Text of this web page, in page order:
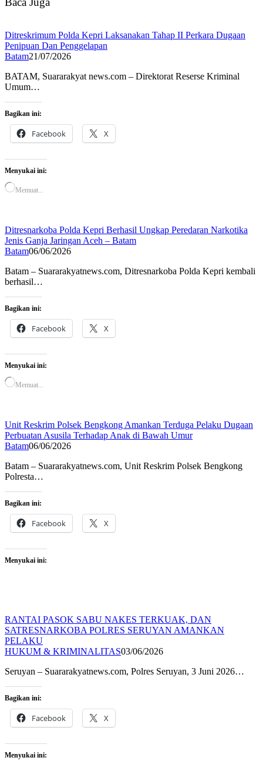
Ditreskrimum Polda Kepri Laksanakan Tahap II Perkara Dugaan
Penipuan Dan Penggelapan
Batam21/07/2026
BATAM, Suararakyat news.com – Direktorat Reserse Kriminal
Umum…
Bagikan ini:
Facebook X
Menyukai ini:
Memuat...
Ditresnarkoba Polda Kepri Berhasil Ungkap Peredaran Narkotika
Jenis Ganja Jaringan Aceh – Batam
Batam06/06/2026
Batam – Suararakyatnews.com, Ditresnarkoba Polda Kepri kembali
berhasil…
Bagikan ini:
Facebook X
Menyukai ini:
Memuat...
Unit Reskrim Polsek Bengkong Amankan Terduga Pelaku Dugaan
Perbuatan Asusila Terhadap Anak di Bawah Umur
Batam06/06/2026
Batam – Suararakyatnews.com, Unit Reskrim Polsek Bengkong
Polresta…
Bagikan ini:
Facebook X
Menyukai ini:
RANTAI PASOK SABU NAKES TERKUAK, DAN
SATRESNARKOBA POLRES SERUYAN AMANKAN
PELAKU
HUKUM & KRIMINALITAS03/06/2026
Seruyan – Suararakyatnews.com, Polres Seruyan, 3 Juni 2026…
Bagikan ini:
Facebook X
Menyukai ini: